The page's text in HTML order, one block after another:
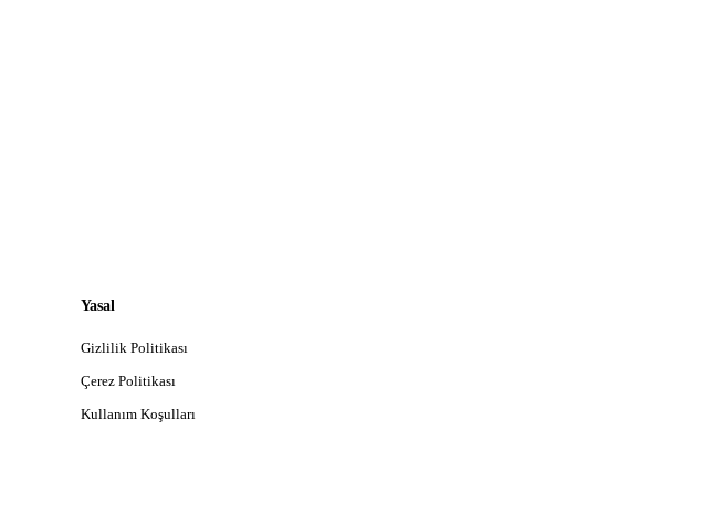
Yasal
Gizlilik Politikası
Çerez Politikası
Kullanım Koşulları